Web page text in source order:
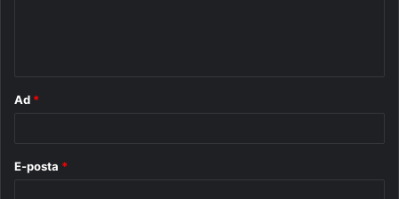
Ad *
E-posta *